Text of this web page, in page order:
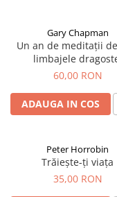
Gary Chapman
Un an de meditații
limbajele
60,00 RON
ADAUGA IN COS
Peter Horrobin
Trăiește-ți viața
35,00 RON